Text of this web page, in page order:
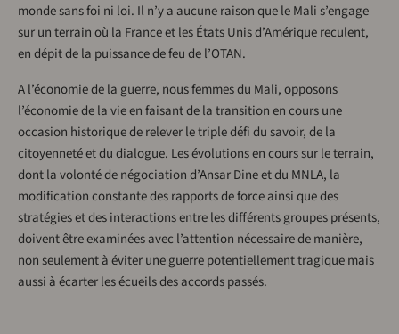
monde sans foi ni loi. Il n’y a aucune raison que le Mali s’engage
sur un terrain où la France et les États Unis d’Amérique reculent,
en dépit de la puissance de feu de l’OTAN.
A l’économie de la guerre, nous femmes du Mali, opposons
l’économie de la vie en faisant de la transition en cours une
occasion historique de relever le triple défi du savoir, de la
citoyenneté et du dialogue. Les évolutions en cours sur le terrain,
dont la volonté de négociation d’Ansar Dine et du MNLA, la
modification constante des rapports de force ainsi que des
stratégies et des interactions entre les différents groupes présents,
doivent être examinées avec l’attention nécessaire de manière,
non seulement à éviter une guerre potentiellement tragique mais
aussi à écarter les écueils des accords passés.